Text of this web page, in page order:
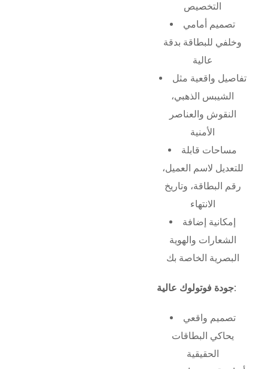
التخصيص
تصميم أمامي
وخلفي للبطاقة بدقة
عالية
تفاصيل واقعية مثل
الشيبس الذهبي،
النقوش والعناصر
الأمنية
مساحات قابلة
للتعديل لاسم العميل،
رقم البطاقة، وتاريخ
الانتهاء
إمكانية إضافة
الشعارات والهوية
البصرية الخاصة بك
جودة فوتولوك عالية:
تصميم واقعي
يحاكي البطاقات
الحقيقية